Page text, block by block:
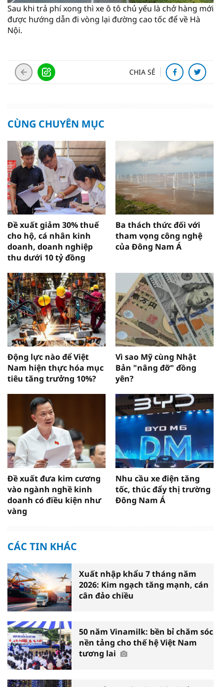
Sau khi trả phí xong thì xe ô tô chủ yếu là chở hàng mới
được hướng dẫn đi vòng lại đường cao tốc để về Hà
Nội.
CHIA SẺ
CÙNG CHUYÊN MỤC
Đề xuất giảm 30% thuế
cho hộ, cá nhân kinh
doanh, doanh nghiệp
thu dưới 10 tỷ đồng
Ba thách thức đối với
tham vọng công nghệ
của Đông Nam Á
Động lực nào để Việt
Nam hiện thực hóa mục
tiêu tăng trưởng 10%?
Vì sao Mỹ cùng Nhật
Bản "nâng đỡ" đồng
yên?
Đề xuất đưa kim cương
vào ngành nghề kinh
doanh có điều kiện như
vàng
Nhu cầu xe điện tăng
tốc, thúc đẩy thị trường
Đông Nam Á
CÁC TIN KHÁC
Xuất nhập khẩu 7 tháng năm
2026: Kim ngạch tăng mạnh, cán
cân đảo chiều
50 năm Vinamilk: bền bỉ chăm sóc
nền tảng cho thế hệ Việt Nam
tương lai